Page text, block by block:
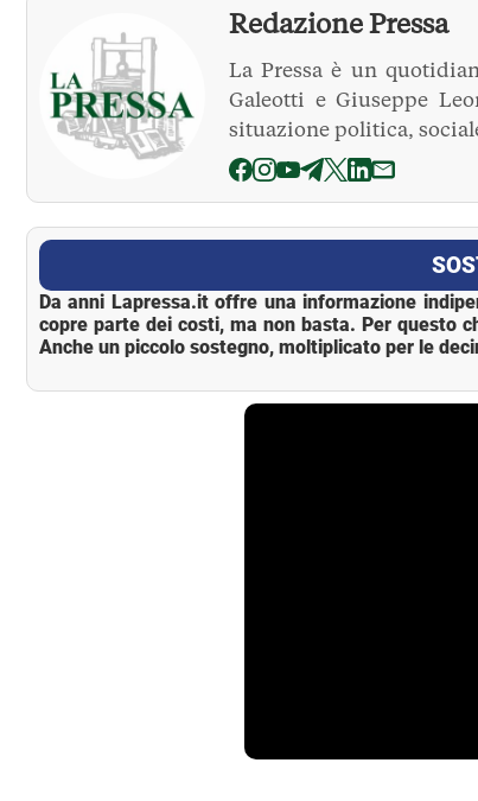
Redazione Pressa
La Pressa è un
Galeotti e Giuseppe
situazione politica,
La Pressa
Da anni Lapressa.it offre una informazione
copre parte dei costi, ma non basta. Per questo
Anche un piccolo sostegno, moltiplicato per le